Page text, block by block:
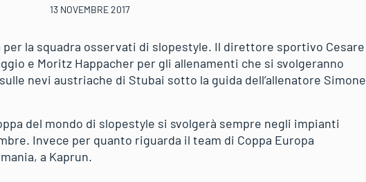
13 NOVEMBRE 2017
la squadra osservati di slopestyle. Il direttore sportivo Cesare
e Moritz Happacher per gli allenamenti che si svolgeranno
nevi austriache di Stubai sotto la guida dell’allenatore Simone
del mondo di slopestyle si svolgerà sempre negli impianti
Invece per quanto riguarda il team di Coppa Europa
a Kaprun.